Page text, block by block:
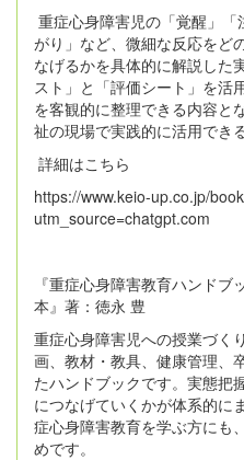
重症心身障害児の「覚醒」
がり」など、微細な反応をど
なげるかを具体的に解説した
スト」と「評価シート」を活
を客観的に整理できる内容と
祉の現場で実践的に活用でき
詳細はこちら
https://www.keio-up.co.jp/
utm_source=chatgpt.com
『重症心身障害教育ハンド
本』著：徳永 豊
重症心身障害児への授業づく
画、教材・教具、健康管理、
たハンドブックです。実態把
につなげていくかが体系的に
症心身障害教育を学ぶ方にも
めです。